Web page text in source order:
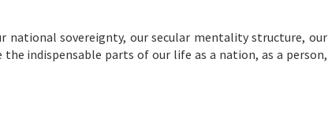
national sovereignty, our secular mentality structure, our
indispensable parts of our life as a nation, as a person,